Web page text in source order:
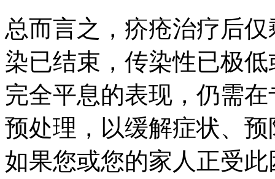
总而言之，疥疮治疗后
染已结束，传染性已极
完全平息的表现，仍需
预处理，以缓解症状、
如果您或您的家人正受